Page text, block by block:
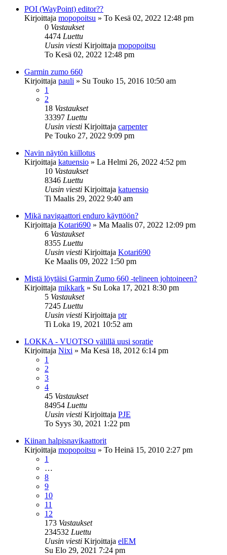
POI (WayPoint) editor??
Kirjoittaja mopopoitsu » To Kesä 02, 2022 12:48 pm
0 Vastaukset
4474 Luettu
Uusin viesti Kirjoittaja mopopoitsu
To Kesä 02, 2022 12:48 pm
Garmin zumo 660
Kirjoittaja pauli » Su Touko 15, 2016 10:50 am
1
2
18 Vastaukset
33397 Luettu
Uusin viesti Kirjoittaja carpenter
Pe Touko 27, 2022 9:09 pm
Navin näytön kiillotus
Kirjoittaja katuensio » La Helmi 26, 2022 4:52 pm
10 Vastaukset
8346 Luettu
Uusin viesti Kirjoittaja katuensio
Ti Maalis 29, 2022 9:40 am
Mikä navigaattori enduro käyttöön?
Kirjoittaja Kotari690 » Ma Maalis 07, 2022 12:09 pm
6 Vastaukset
8355 Luettu
Uusin viesti Kirjoittaja Kotari690
Ke Maalis 09, 2022 1:50 pm
Mistä löytäisi Garmin Zumo 660 -telineen johtoineen?
Kirjoittaja mikkark » Su Loka 17, 2021 8:30 pm
5 Vastaukset
7245 Luettu
Uusin viesti Kirjoittaja ptr
Ti Loka 19, 2021 10:52 am
LOKKA - VUOTSO välillä uusi soratie
Kirjoittaja Nixi » Ma Kesä 18, 2012 6:14 pm
1
2
3
4
45 Vastaukset
84954 Luettu
Uusin viesti Kirjoittaja PJE
To Syys 30, 2021 1:22 pm
Kiinan halpisnavikaattorit
Kirjoittaja mopopoitsu » To Heinä 15, 2010 2:27 pm
1
…
8
9
10
11
12
173 Vastaukset
234532 Luettu
Uusin viesti Kirjoittaja elEM
Su Elo 29, 2021 7:24 pm